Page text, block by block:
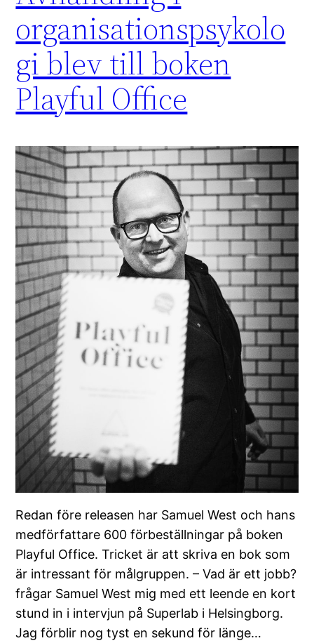
organisationspsykolo
gi blev till boken
Playful Office
Redan före releasen har Samuel West och hans
medförfattare 600 förbeställningar på boken
Playful Office. Tricket är att skriva en bok som
är intressant för målgruppen. – Vad är ett jobb?
frågar Samuel West mig med ett leende en kort
stund in i intervjun på Superlab i Helsingborg.
Jag förblir nog tyst en sekund för länge…